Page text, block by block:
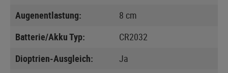
Augenentlastung:
8 cm
Batterie/Akku Typ:
CR2032
Dioptrien-Ausgleich:
Ja